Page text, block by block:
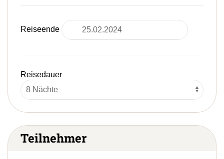
Reiseende
Reisedauer
Teilnehmer